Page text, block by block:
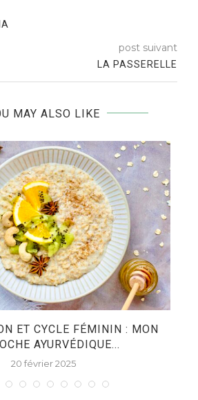
post suivant
LA PASSERELLE
MAY ALSO LIKE
ET CYCLE FÉMININ : MON
AYURVÉDIQUE...
20 février 2025